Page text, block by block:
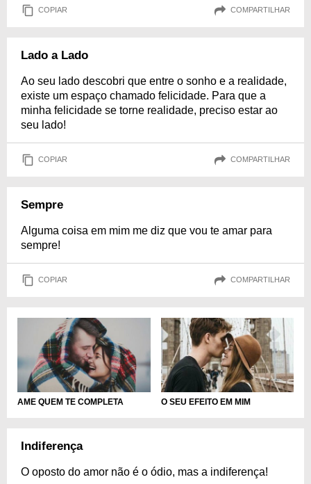
COPIAR COMPARTILHAR
Lado a Lado
Ao seu lado descobri que entre o sonho e a realidade,
existe um espaço chamado felicidade. Para que a
minha felicidade se torne realidade, preciso estar ao
seu lado!
COPIAR COMPARTILHAR
Sempre
Alguma coisa em mim me diz que vou te amar para
sempre!
COPIAR COMPARTILHAR
AME QUEM TE COMPLETA O SEU EFEITO EM MIM
Indiferença
O oposto do amor não é o ódio, mas a indiferença!